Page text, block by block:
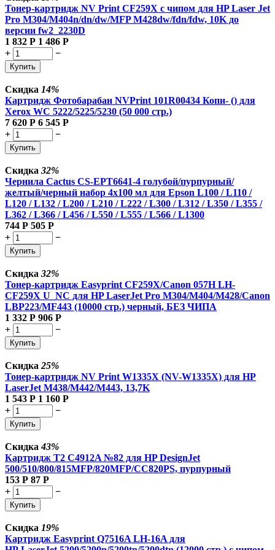
Тонер-картридж NV Print CF259X с чипом для HP Laser Jet
Pro M304/M404n/dn/dw/MFP M428dw/fdn/fdw, 10K до
версии fw2_2230D
1 832 Р 1 486 Р
+
−
Купить
Скидка 14%
Картридж Фотобарабан NVPrint 101R00434 Копи- () для
Xerox WC 5222/5225/5230 (50 000 стр.)
7 620 Р 6 545 Р
+
−
Купить
Скидка 32%
Чернила Cactus CS-EPT6641-4 голубой/пурпурный/
желтый/черный набор 4x100 мл для Epson L100 / L110 /
L120 / L132 / L200 / L210 / L222 / L300 / L312 / L350 / L355 /
L362 / L366 / L456 / L550 / L555 / L566 / L1300
744 Р 505 Р
+
−
Купить
Скидка 32%
Тонер-картридж Easyprint CF259X/Canon 057H LH-
CF259X U_NC для HP LaserJet Pro M304/M404/M428/Canon
LBP223/MF443 (10000 стр.) черный, БЕЗ ЧИПА
1 332 Р 906 Р
+
−
Купить
Скидка 25%
Тонер-картридж NV Print W1335X (NV-W1335X) для HP
LaserJet M438/M442/M443, 13,7K
1 543 Р 1 160 Р
+
−
Купить
Скидка43%
Картридж T2 C4912A №82 для HP DesignJet
500/510/800/815MFP/820MFP/CC820PS, пурпурный
153 Р 87 Р
+
−
Купить
Скидка 19%
Картридж Easyprint Q7516A LH-16A для